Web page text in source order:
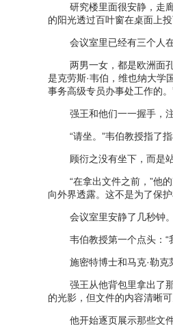
研究楼里面很安静，走
的阳光透过百叶窗在桌面上
会议室里已经有三个人
两男一女，都是欧洲面
是克劳斯·韦伯，维也纳大学
事务高级专员办事处工作的。
强王和他们一一握手，
“请坐。 ”韦伯教授指了
顾衍之没有坐下，而是
“在拿出文件之前， ”他
向外界透露。这不是为了保
会议室里安静了几秒钟
韦伯教授第一个点头： “
施密特博士和马克·勒克
强王从他背包里拿出了
的光影，但文件的内容清晰
他开始逐页展示那些文